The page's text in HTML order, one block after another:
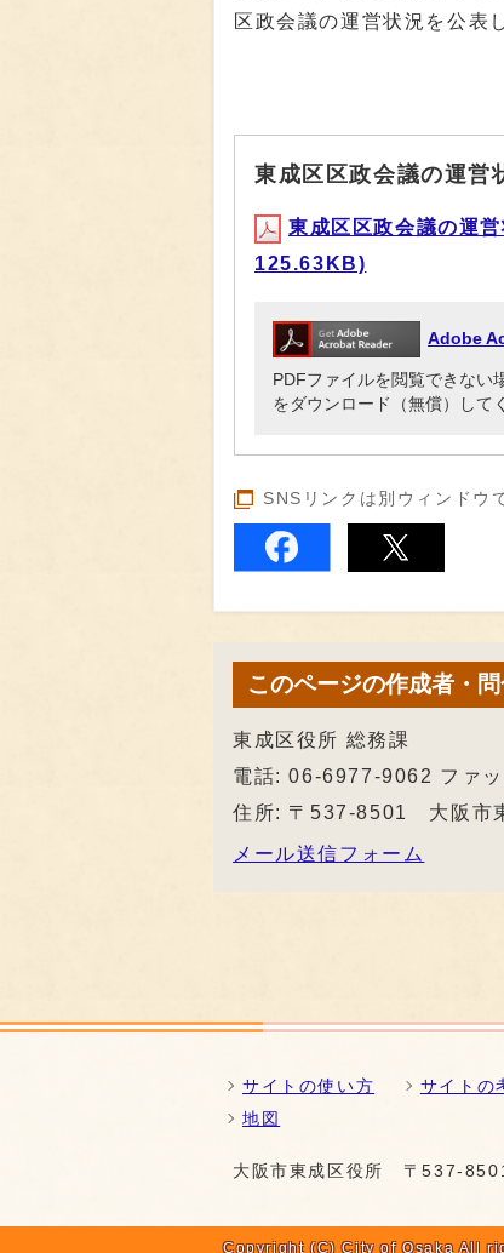
区政会議の運営状況を公表
東成区区政会議の運営
東成区区政会議の運
125.63KB)
Adobe
PDFファイルを閲覧できない
をダウンロード（無償）して
SNSリンクは別ウィンドウ
このページの作成者・
東成区役所 総務課
電話: 06-6977-9062 ファ
住所: 〒537-8501 大阪市
メール送信フォーム
サイトの使い方 サイトの
地図
大阪市東成区役所 〒537-
Copyright (C) City of Osaka All